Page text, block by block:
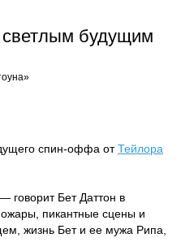
будущим
спин-оффа отТейлора
, — говорит Бет Даттон в
пикантные сцены и
жизнь Бет и ее мужа Рипа,